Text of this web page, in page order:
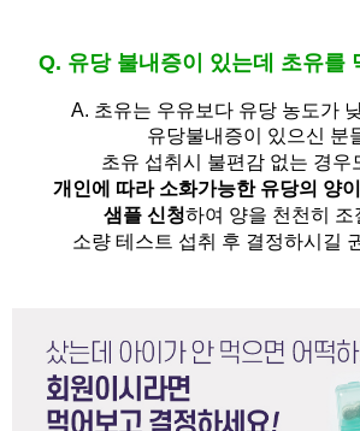
Q. 유당 불내증이 있는데 초유를
A. 초유는 우유보다 유당 농도가
유당불내증이 있으신 분
초유 섭취시 불편감 없는 경우
개인에 따라 소화가능한 유당의 양
샘플 신청하여 양을 천천히 조
소량 테스트 섭취 후 결정하시길